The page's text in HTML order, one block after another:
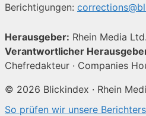
Berichtigungen:
Herausgeber: Rhein Media
Verantwortlicher
Chefredakteur · Companies
© 2026 Blickindex · Rhein
So prüfen wir unsere